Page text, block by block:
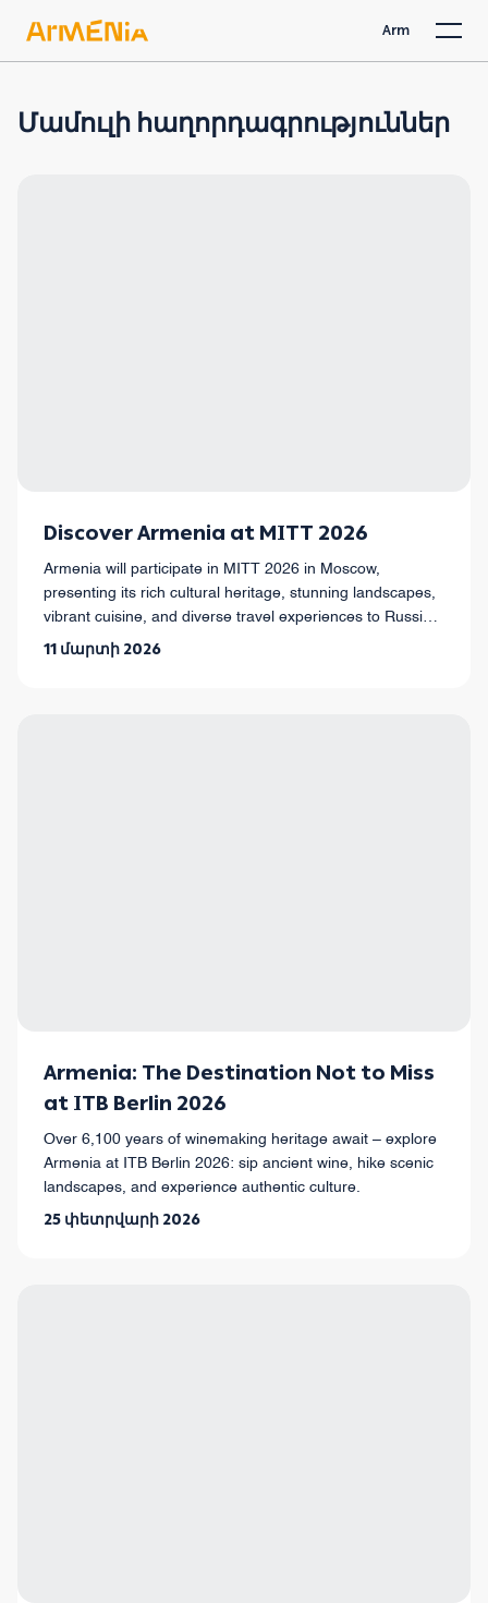
Arm
Մամուլի հաղորդագրություններ
Discover Armenia at MITT 2026
Armenia will participate in MITT 2026 in Moscow,
presenting its rich cultural heritage, stunning landscapes,
vibrant cuisine, and diverse travel experiences to Russian
travelers and industry partners.
11 մարտի 2026
Armenia: The Destination Not to Miss
at ITB Berlin 2026
Over 6,100 years of winemaking heritage await – explore
Armenia at ITB Berlin 2026: sip ancient wine, hike scenic
landscapes, and experience authentic culture.
25 փետրվարի 2026